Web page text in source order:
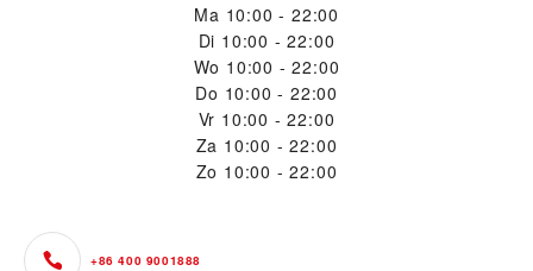
Ma 10:00 - 22:00
Di 10:00 - 22:00
Wo 10:00 - 22:00
Do 10:00 - 22:00
Vr 10:00 - 22:00
Za 10:00 - 22:00
Zo 10:00 - 22:00
+86 400 9001888